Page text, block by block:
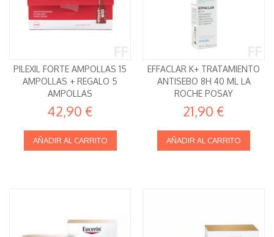
PILEXIL FORTE AMPOLLAS 15
AMPOLLAS + REGALO 5
AMPOLLAS
42,90 €
AÑADIR AL CARRITO
EFFACLAR K+ TRATAMIENTO
ANTISEBO 8H 40 ML LA
ROCHE POSAY
21,90 €
AÑADIR AL CARRITO